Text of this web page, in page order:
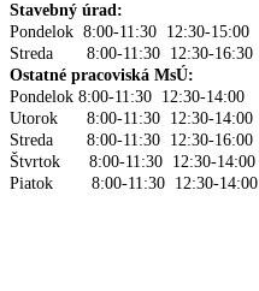
Stavebný úrad:
Pondelok 8:00-11:30 12:30-15:00
Streda 8:00-11:30 12:30-16:30
Ostatné pracoviská MsÚ:
Pondelok 8:00-11:30 12:30-14:00
Utorok 8:00-11:30 12:30-14:00
Streda 8:00-11:30 12:30-16:00
Štvrtok 8:00-11:30 12:30-14:00
Piatok 8:00-11:30 12:30-14:00